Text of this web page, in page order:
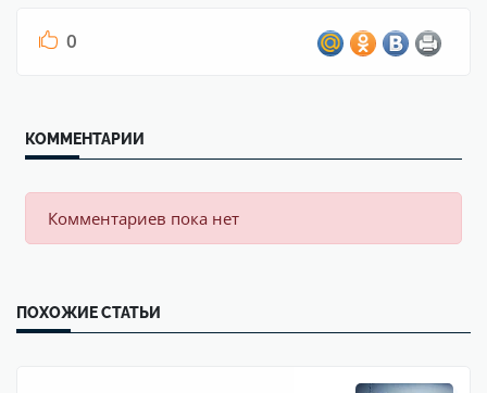
0
КОММЕНТАРИИ
Комментариев пока нет
ПОХОЖИЕ СТАТЬИ